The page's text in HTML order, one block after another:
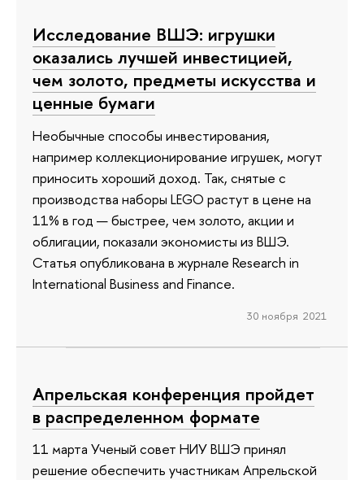
Исследование ВШЭ: игрушки
оказались лучшей инвестицией,
чем золото, предметы искусства и
ценные бумаги
Необычные способы инвестирования,
например коллекционирование игрушек, могут
приносить хороший доход. Так, снятые с
производства наборы LEGO растут в цене на
11% в год — быстрее, чем золото, акции и
облигации, показали экономисты из ВШЭ.
Статья опубликована в журнале Research in
International Business and Finance.
30 ноября 2021
Апрельская конференция пройдет
в распределенном формате
11 марта Ученый совет НИУ ВШЭ принял
решение обеспечить участникам Апрельской